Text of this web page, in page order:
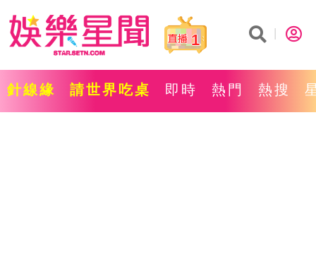
1
針線緣 請世界吃桌 即時 熱門 熱搜